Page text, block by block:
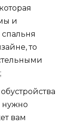
и
то
нужно
вам